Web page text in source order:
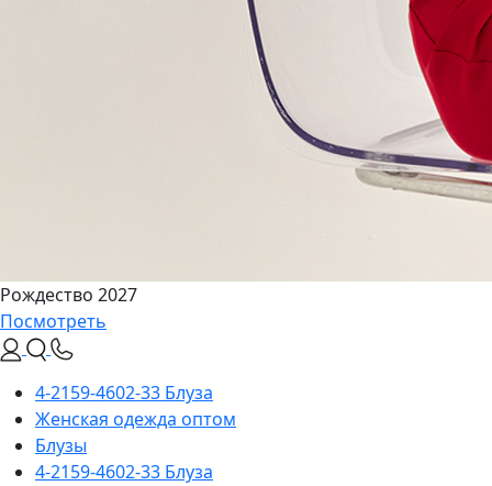
Рождество 2027
Посмотреть
4-2159-4602-33 Блуза
Женская одежда оптом
Блузы
4-2159-4602-33 Блуза